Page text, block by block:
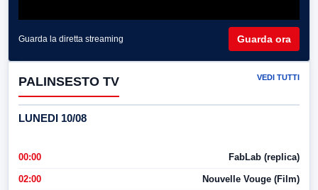
Guarda la diretta streaming Guarda ora
PALINSESTO TV VEDI TUTTI
LUNEDI 10/08
00:00 FabLab (replica)
02:00 Nouvelle Vouge (Film)